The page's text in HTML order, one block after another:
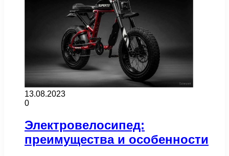
13.08.2023
0
Электровелосипед:
преимущества и особенности